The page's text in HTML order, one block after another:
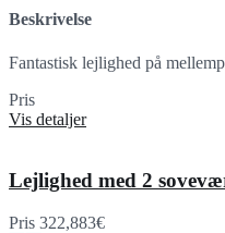
Beskrivelse
Fantastisk lejlighed på
Pris
Vis detaljer
Lejlighed med 2
Pris 322,883€